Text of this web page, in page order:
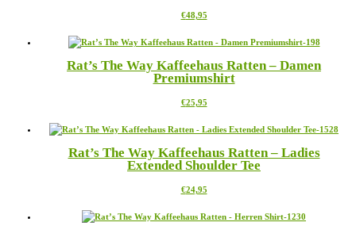
Optionen
auf
Produktseite
gewählt
€48,95Dieses
weist
Varianten
auf.
Optionen
auf
Produktseite
gewählt
Rat’s The Way Kaffeehaus Ratten – Damen
Premiumshirt
€25,95Dieses
weist
Varianten
auf.
Optionen
auf
Rat’s The Way Kaffeehaus Ratten – Ladies
Extended Shoulder Tee
€24,95Dieses
weist